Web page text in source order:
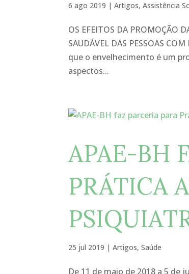
6 ago 2019 |Artigos,Assistência
OS EFEITOS DA PROMOÇÃO
SAUDÁVEL DAS PESSOAS
que o envelhecimento é um
aspectos...
APAE-BH
PRÁTICA
25 jul 2019 |Artigos,Saúde
De 11 de maio de 2018 a 5 de